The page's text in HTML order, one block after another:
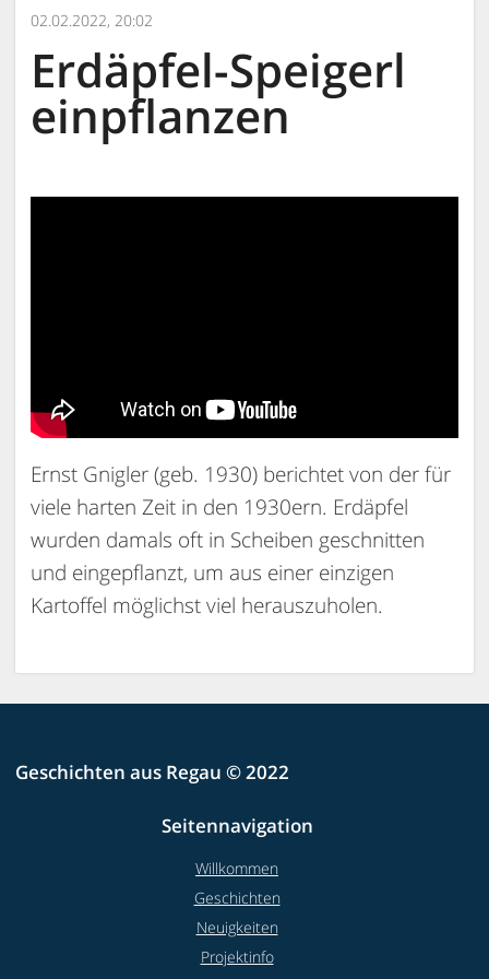
02.02.2022, 20:02
Erdäpfel-Speigerl
einpflanzen
Ernst Gnigler (geb. 1930) berichtet von der für
viele harten Zeit in den 1930ern. Erdäpfel
wurden damals oft in Scheiben geschnitten
und eingepflanzt, um aus einer einzigen
Kartoffel möglichst viel herauszuholen.
Geschichten aus Regau © 2022
Seitennavigation
Willkommen
Geschichten
Neuigkeiten
Projektinfo